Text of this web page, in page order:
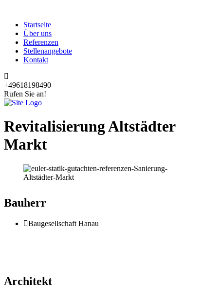
Startseite
Über uns
Referenzen
Stellenangebote
Kontakt
+49618198490
Rufen Sie an!
Revitalisierung Altstädter
Markt
Bauherr
Baugesellschaft Hanau
Architekt